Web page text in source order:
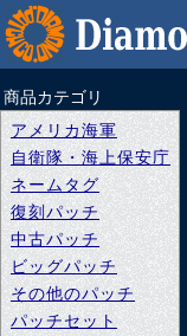
商品カテゴリ
アメリカ海軍
自衛隊・海上保安庁
ネームタグ
復刻パッチ
中古パッチ
ビッグパッチ
その他のパッチ
パッチセット